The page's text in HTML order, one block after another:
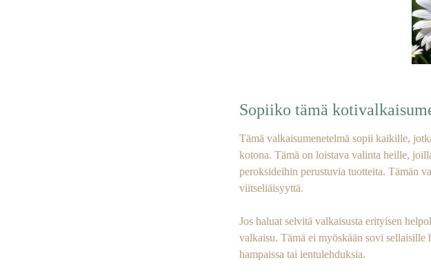
Sopiiko tämä
Tämä valkaisumenetelmä sopii kaikille,
kotona. Tämä on loistava valinta heille,
peroksideihin perustuvia tuotteita. Tämän
viitseliäisyyttä.
Jos haluat selvitä valkaisusta erityisen
valkaisu. Tämä ei myöskään sovi
hampaissa tai ientulehduksia.